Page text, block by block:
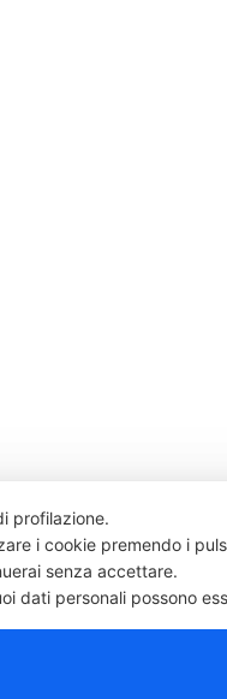
profilazione.
i cookie premendo i
senza accettare.
dati personali possono